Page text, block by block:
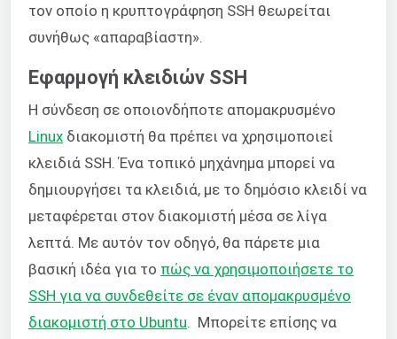
τον οποίο η κρυπτογράφηση SSH θεωρείται
συνήθως «απαραβίαστη».
Εφαρμογή κλειδιών SSH
Η σύνδεση σε οποιονδήποτε απομακρυσμένο
Linux διακομιστή θα πρέπει να χρησιμοποιεί
κλειδιά SSH. Ένα τοπικό μηχάνημα μπορεί να
δημιουργήσει τα κλειδιά, με το δημόσιο κλειδί να
μεταφέρεται στον διακομιστή μέσα σε λίγα
λεπτά. Με αυτόν τον οδηγό, θα πάρετε μια
βασική ιδέα για το πώς να χρησιμοποιήσετε το
SSH για να συνδεθείτε σε έναν απομακρυσμένο
διακομιστή στο Ubuntu. Μπορείτε επίσης να